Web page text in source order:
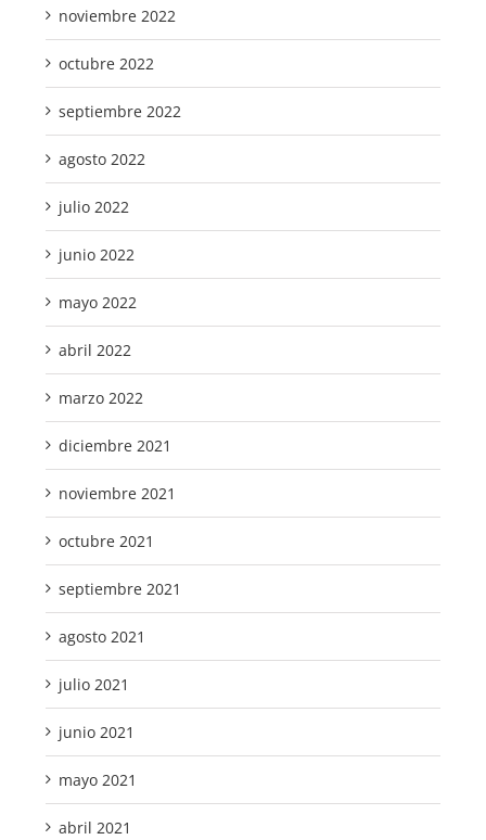
noviembre 2022
octubre 2022
septiembre 2022
agosto 2022
julio 2022
junio 2022
mayo 2022
abril 2022
marzo 2022
diciembre 2021
noviembre 2021
octubre 2021
septiembre 2021
agosto 2021
julio 2021
junio 2021
mayo 2021
abril 2021